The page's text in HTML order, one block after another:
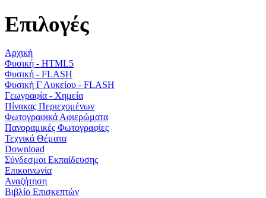
Επιλογές
Αρχική
Φυσική - HTML5
Φυσική - FLASH
Φυσική Γ Λυκείου - FLASH
Γεωγραφία - Χημεία
Πίνακας Περιεχομένων
Φωτογραφικά Αφιερώματα
Πανοραμικές Φωτογραφίες
Τεχνικά Θέματα
Download
Σύνδεσμοι Εκπαίδευσης
Επικοινωνία
Αναζήτηση
Βιβλίο Επισκεπτών